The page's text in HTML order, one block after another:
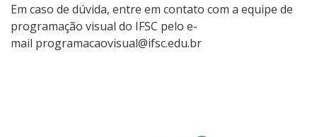
Em caso de dúvida, entre em contato com a equipe de
programação visual do IFSC pelo e-
mail programacaovisual@ifsc.edu.br